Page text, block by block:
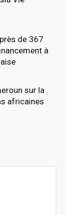
de 367
à
sur la
africaines